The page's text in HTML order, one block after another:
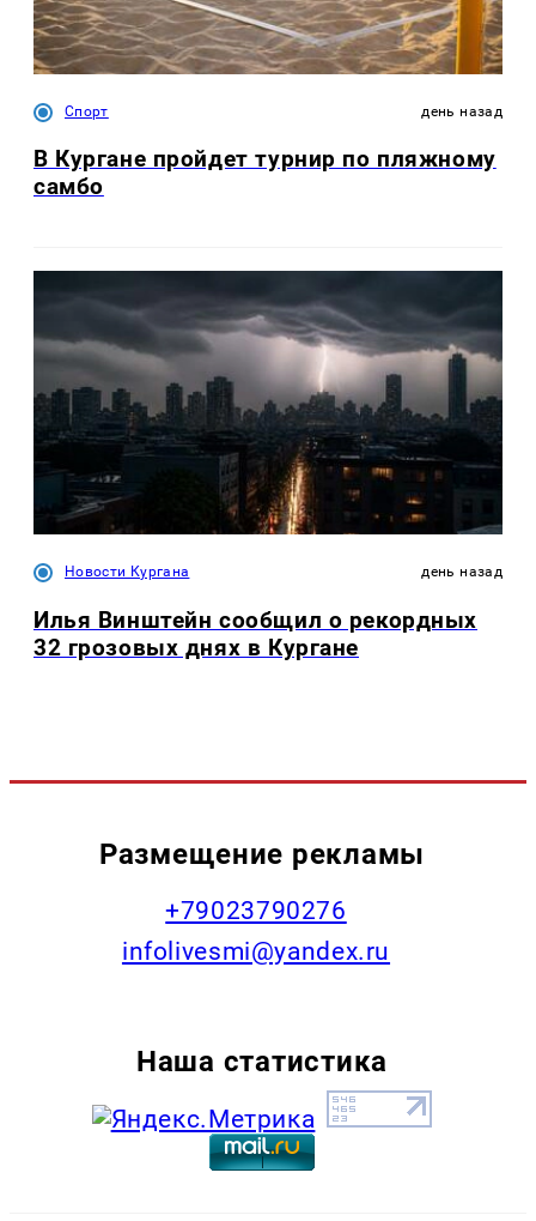
Спорт день назад
В Кургане пройдет турнир по пляжному
самбо
Новости Кургана день назад
Илья Винштейн сообщил о рекордных
32 грозовых днях в Кургане
Размещение рекламы
+79023790276
infolivesmi@yandex.ru
Наша статистика